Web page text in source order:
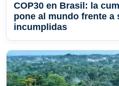
COP30 en Brasil: la
pone al mundo frente a
incumplidas